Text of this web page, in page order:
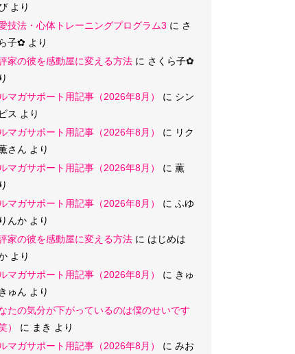
より
技法・心体トレーニングプログラム3 に さ
子‪✿ より
家の彼を感動屋に変える方法 に さくら子‪✿
マガサポート用記事（2026年8月）
に シン
ス より
マガサポート用記事（2026年8月）
に リク
さん より
マガサポート用記事（2026年8月）
に 薫
マガサポート用記事（2026年8月）
に ふゆ
んか より
家の彼を感動屋に変える方法 に はじめは
より
マガサポート用記事（2026年8月）
に きゅ
ゅん より
たの気分が下がっているのは僕のせいです
）
に まき より
マガサポート用記事（2026年8月）
に みお